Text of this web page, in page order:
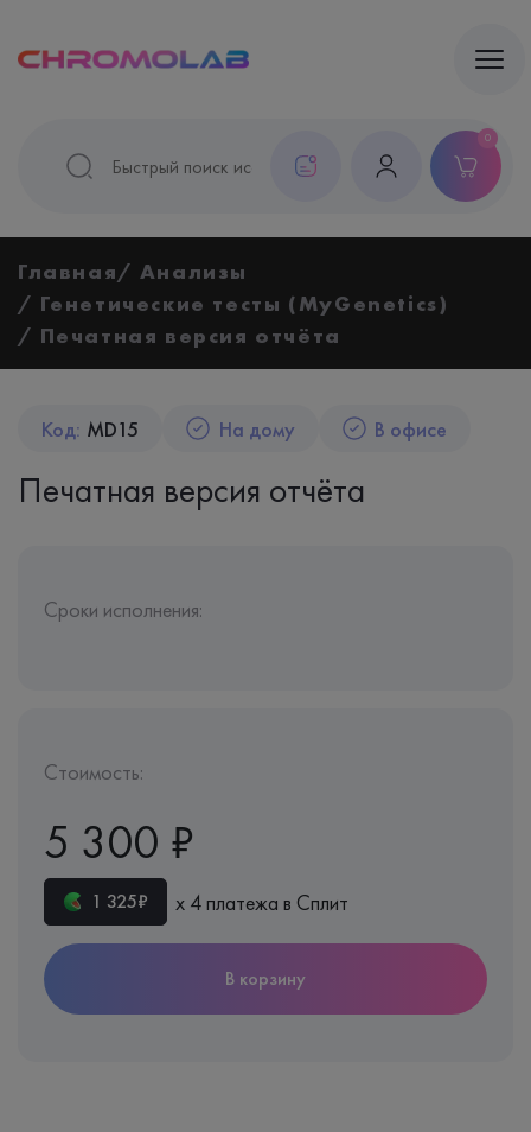
0
Главная
Анализы
Генетические тесты (MyGenetics)
Печатная версия отчёта
Код: MD15 На дому В офисе
Печатная версия отчёта
Сроки исполнения:
Стоимость:
5 300 ₽
1 325₽ х 4 платежа в Сплит
В корзину